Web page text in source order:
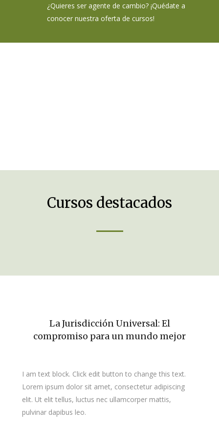
¿Quieres ser agente de cambio? ¡Quédate a
conocer nuestra oferta de cursos!
Cursos destacados
La Jurisdicción Universal: El
compromiso para un mundo mejor
I am text block. Click edit button to change this text.
Lorem ipsum dolor sit amet, consectetur adipiscing
elit. Ut elit tellus, luctus nec ullamcorper mattis,
pulvinar dapibus leo.